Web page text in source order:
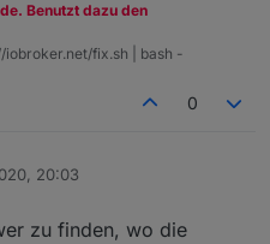
Benutzt dazu den
fix.sh | bash -
0
20:03
zu finden, wo die